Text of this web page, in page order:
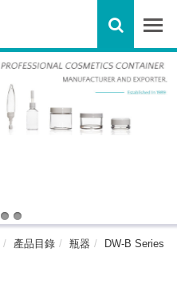
產品目錄 瓶器 DW-B Series